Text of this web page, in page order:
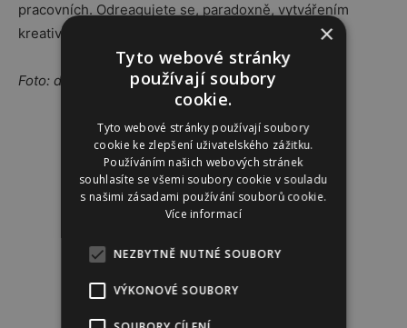
pracovních. Odreagujete se, paradoxně, vytvářením
kreativních lahůdek v kuchyni.
Foto: depositphotos
Reklama
×
Tyto webové stránky
používají soubory
cookie.
Tyto webové stránky používají soubory
cookie ke zlepšení uživatelského zážitku.
Používáním našich webových stránek
souhlasíte se všemi soubory cookie v souladu
s našimi zásadami používání souborů cookie.
Více informací
NEZBYTNĚ NUTNÉ SOUBORY
VÝKONOVÉ SOUBORY